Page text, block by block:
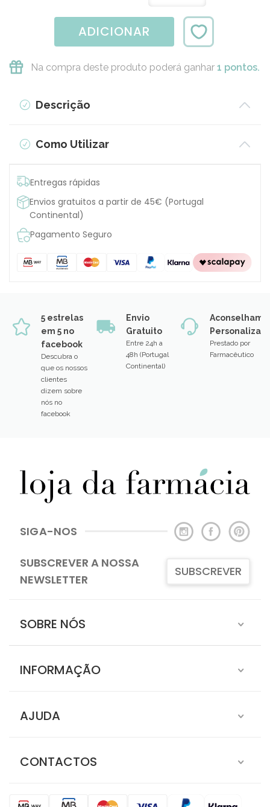
ADICIONAR
Na compra deste produto poderá ganhar 1 pontos.
Descrição
Como Utilizar
Entregas rápidas
Envios gratuitos a partir de 45€ (Portugal
Continental)
Pagamento Seguro
5 estrelas
em 5 no
facebook
Descubra o
que os nossos
clientes
dizem sobre
nós no
facebook
Envio
Gratuito
Entre 24h a
48h (Portugal
Continental)
Prestado por
Farmacêutico
SIGA-NOS
SUBSCREVER A NOSSA
NEWSLETTER
SUBSCREVER
SOBRE NÓS
INFORMAÇÃO
AJUDA
CONTACTOS